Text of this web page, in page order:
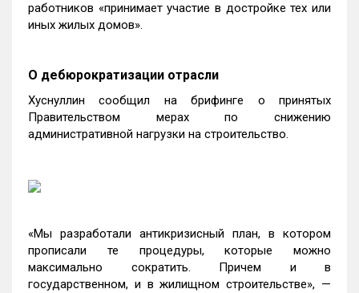
работников «принимает участие в достройке тех или
иных жилых домов».
О дебюрократизации отрасли
Хуснуллин сообщил на брифинге о принятых
Правительством мерах по снижению
административной нагрузки на строительство.
«Мы разработали антикризисный план, в котором
прописали те процедуры, которые можно
максимально сократить. Причем и в
государственном, и в жилищном строительстве», —